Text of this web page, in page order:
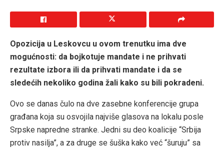
Opozicija u Leskovcu u ovom trenutku ima dve
mogućnosti: da bojkotuje mandate i ne prihvati
rezultate izbora ili da prihvati mandate i da se
sledećih nekoliko godina žali kako su bili pokradeni.
Ovo se danas čulo na dve zasebne konferencije grupa
građana koja su osvojila najviše glasova na lokalu posle
Srpske napredne stranke. Jedni su deo koalicije “Srbija
protiv nasilja”, a za druge se šuška kako već “šuruju” sa